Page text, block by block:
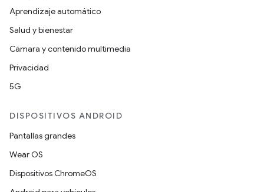
Aprendizaje automático
Salud y bienestar
Cámara y contenido multimedia
Privacidad
5G
DISPOSITIVOS ANDROID
Pantallas grandes
Wear OS
Dispositivos ChromeOS